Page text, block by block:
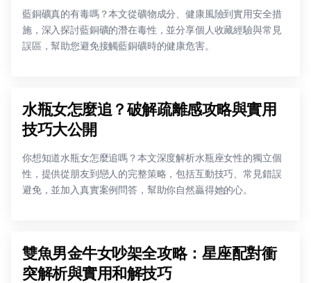
藍銅礦真的有毒嗎？本文從礦物成分、健康風險到實用安全措
施，深入探討藍銅礦的潛在毒性，並分享個人收藏經驗與常見
誤區，幫助您避免接觸藍銅礦時的健康危害。
水瓶女怎麼追？破解疏離感攻略與實用
技巧大公開
你想知道水瓶女怎麼追嗎？本文深度解析水瓶座女性的獨立個
性，提供從朋友到戀人的完整策略，包括互動技巧、常見錯誤
避免，並加入真實案例問答，幫助你自然贏得她的心。
雙魚男金牛女吵架全攻略：星座配對衝
突解析與實用和解技巧